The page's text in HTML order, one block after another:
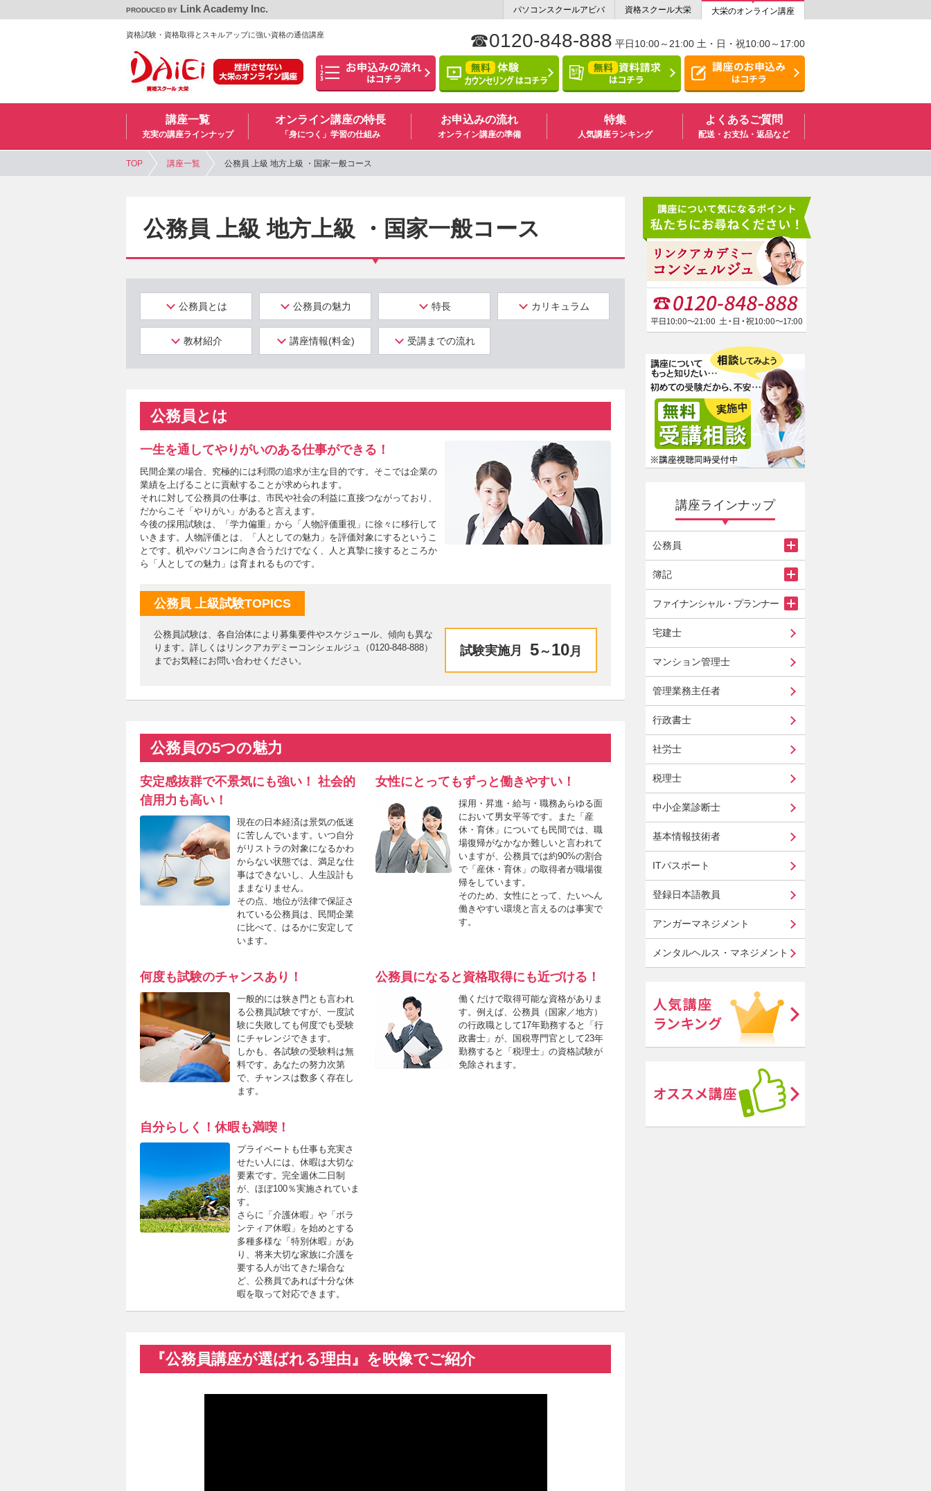
PRODUCED BY Link Academy Inc. パソコンスクールアビバ 資格スクール大栄 大栄のオンライン講座
資格試験・資格取得とスキルアップに強い資格の通信講座 ☎0120-848-888 平日10:00～21:00 土・日・祝10:00～17:00
講座一覧
充実の講座ラインナップ
オンライン講座の特長
「身につく」学習の仕組み
お申込みの流れ
オンライン講座の準備
特集
人気講座ランキング
よくあるご質問
配送・お支払・返品など
TOP 講座一覧 公務員 上級 地方上級 ・国家一般コース
公務員 上級 地方上級 ・国家一般コース
公務員とは 公務員の魅力 特長 カリキュラム
教材紹介 講座情報(料金) 受講までの流れ
公務員とは
一生を通してやりがいのある仕事ができる！
民間企業の場合、究極的には利潤の追求が主な目的です。そこでは企業の
業績を上げることに貢献することが求められます。
それに対して公務員の仕事は、市民や社会の利益に直接つながっており、
だからこそ「やりがい」があると言えます。
今後の採用試験は、「学力偏重」から「人物評価重視」に徐々に移行して
いきます。人物評価とは、「人としての魅力」を評価対象にするというこ
とです。机やパソコンに向き合うだけでなく、人と真摯に接するところか
ら「人としての魅力」は育まれるものです。
公務員 上級試験TOPICS
公務員試験は、各自治体により募集要件やスケジュール、傾向も異な
ります。詳しくはリンクアカデミーコンシェルジュ（0120-848-888）
までお気軽にお問い合わせください。
試験実施月 5～ 10月
公務員の5つの魅力
安定感抜群で不景気にも強い！ 社会的
信用力も高い！
現在の日本経済は景気の低迷
に苦しんでいます。いつ自分
がリストラの対象になるかわ
からない状態では、満足な仕
事はできないし、人生設計も
ままなりません。
その点、地位が法律で保証さ
れている公務員は、民間企業
に比べて、はるかに安定して
います。
女性にとってもずっと働きやすい！
採用・昇進・給与・職務あらゆる面
において男女平等です。また「産
休・育休」についても民間では、職
場復帰がなかなか難しいと言われて
いますが、公務員では約90%の割合
で「産休・育休」の取得者が職場復
帰をしています。
そのため、女性にとって、たいへん
働きやすい環境と言えるのは事実で
す。
何度も試験のチャンスあり！
一般的には狭き門とも言われ
る公務員試験ですが、一度試
験に失敗しても何度でも受験
にチャレンジできます。
しかも、各試験の受験料は無
料です。あなたの努力次第
で、チャンスは数多く存在し
ます。
公務員になると資格取得にも近づける！
働くだけで取得可能な資格がありま
す。例えば、公務員（国家／地方）
の行政職として17年勤務すると「行
政書士」が、国税専門官として23年
勤務すると「税理士」の資格試験が
免除されます。
自分らしく！休暇も満喫！
プライベートも仕事も充実さ
せたい人には、休暇は大切な
要素です。完全週休二日制
が、ほぼ100％実施されていま
す。
さらに「介護休暇」や「ボラ
ンティア休暇」を始めとする
多種多様な「特別休暇」があ
り、将来大切な家族に介護を
要する人が出てきた場合な
ど、公務員であれば十分な休
暇を取って対応できます。
『公務員講座が選ばれる理由』を映像でご紹介
講座ラインナップ
公務員
簿記
ファイナンシャル・プランナー
宅建士
マンション管理士
管理業務主任者
行政書士
社労士
税理士
中小企業診断士
基本情報技術者
ITパスポート
登録日本語教員
アンガーマネジメント
メンタルヘルス・マネジメント